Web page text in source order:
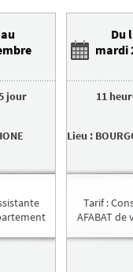
jour
Du
mardi
11
Lieu :
Tarif :
AFABAT